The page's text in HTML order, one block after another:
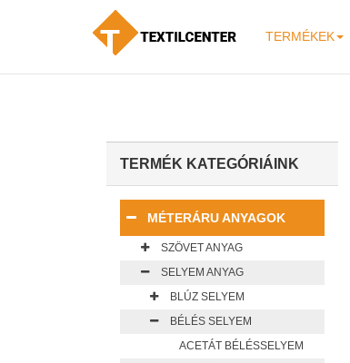
TERMÉKEK
TERMÉK KATEGÓRIÁINK
MÉTERÁRU ANYAGOK
SZÖVET ANYAG
SELYEM ANYAG
BLÚZ SELYEM
BÉLÉS SELYEM
ACETÁT BÉLÉSSELYEM